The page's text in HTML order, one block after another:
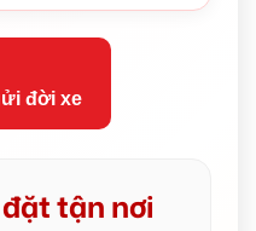
đời xe
tận nơi